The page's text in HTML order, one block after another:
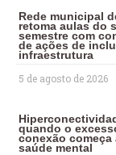
Rede municipal
retoma aulas do
semestre com
de ações de
infraestrutura
5 de agosto de 2026
quando o
conexão começa
saúde mental